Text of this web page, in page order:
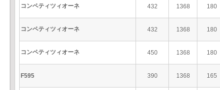
コンペティツィオーネ 432 1368 180
コンペティツィオーネ 432 1368 180
コンペティツィオーネ 450 1368 180
F595 390 1368 165